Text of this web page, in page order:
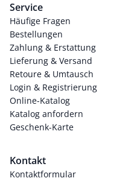
Service
Häufige Fragen
Bestellungen
Zahlung & Erstattung
Lieferung & Versand
Retoure & Umtausch
Login & Registrierung
Online-Katalog
Katalog anfordern
Geschenk-Karte
Kontakt
Kontaktformular